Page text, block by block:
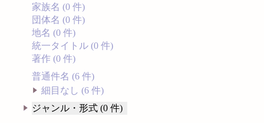
家族名 (0 件)
団体名 (0 件)
地名 (0 件)
統一タイトル (0 件)
著作 (0 件)
普通件名 (6 件)
細目なし (6 件)
ジャンル・形式 (0 件)